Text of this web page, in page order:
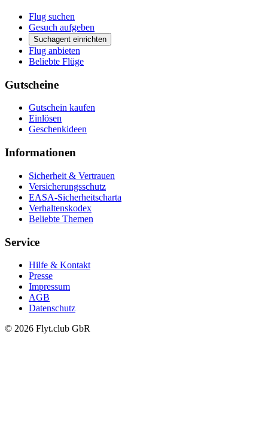
Flug suchen
Gesuch aufgeben
Suchagent einrichten
Flug anbieten
Beliebte Flüge
Gutscheine
Gutschein kaufen
Einlösen
Geschenkideen
Informationen
Sicherheit & Vertrauen
Versicherungsschutz
EASA-Sicherheitscharta
Verhaltenskodex
Beliebte Themen
Service
Hilfe & Kontakt
Presse
Impressum
AGB
Datenschutz
© 2026 Flyt.club GbR